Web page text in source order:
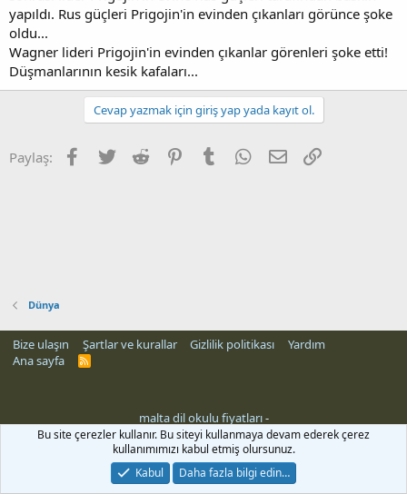
l
a
t
a
n
a
r
h
i
yapıldı. Rus güçleri Prigojin'in evinden çıkanları görünce şoke
oldu...
Wagner lideri Prigojin'in evinden çıkanlar görenleri şoke etti!
Düşmanlarının kesik kafaları...
Cevap yazmak için giriş yap yada kayıt ol.
Paylaş: Facebook
Twitter Reddit PinterestTumblr WhatsApp
E-posta
Dünya
Bize ulaşın Şartlar ve kurallar Gizlilik politikası
Yardım
Ana sayfa
R
malta dil okulu fiyatları-
Bu site çerezler kullanır. Bu siteyi kullanmaya devam ederek çerez
kullanımımızı kabul etmiş olursunuz.
Kabul
Daha fazla bilgi edin…